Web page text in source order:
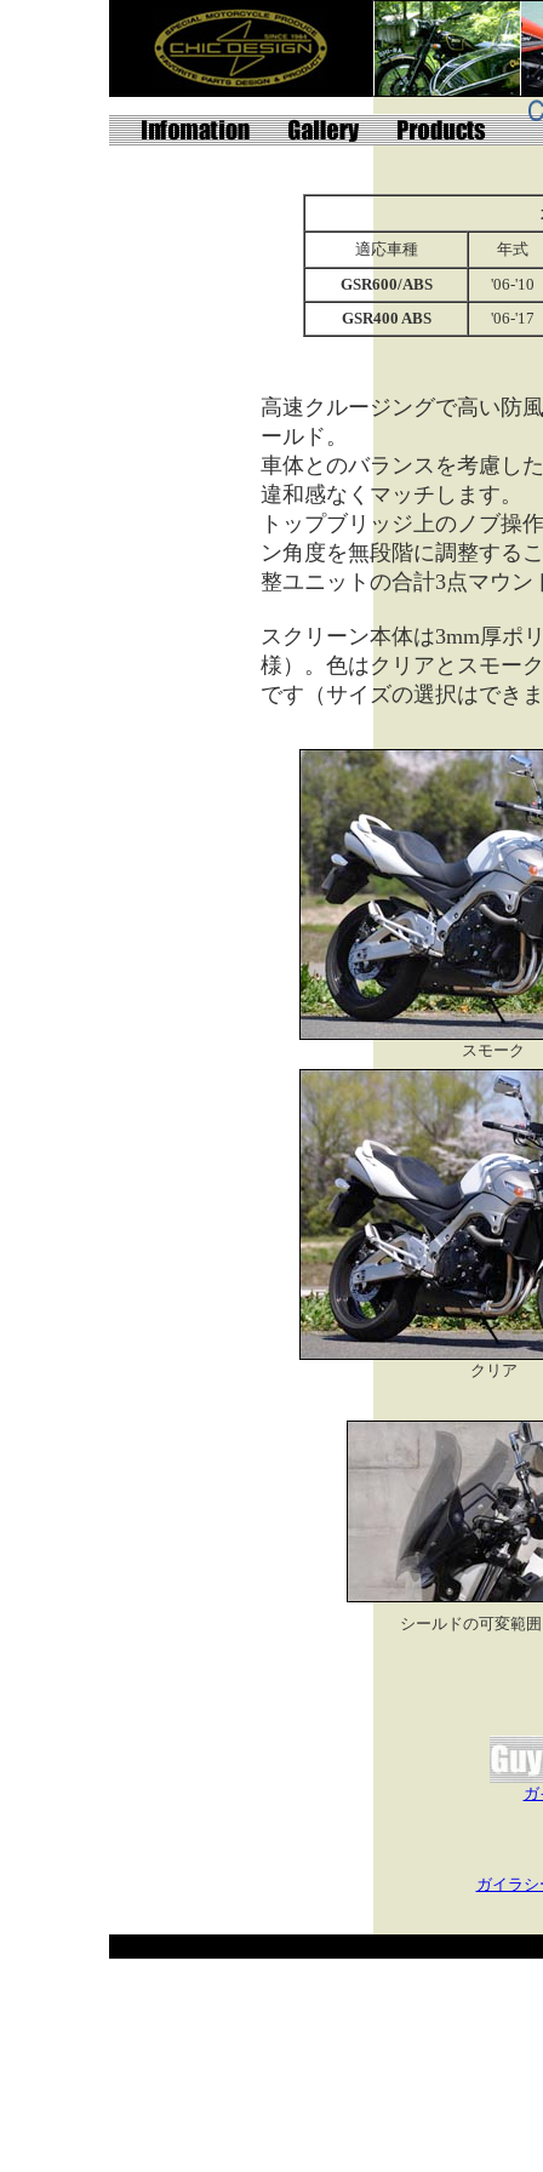
適応車種
年式
GSR600/ABS
'06-'10
GSR400 ABS
'06-'17
高速クルージングで高い防
ールド。
車体とのバランスを考慮し
違和感なくマッチします。
トップブリッジ上のノブ操
ン角度を無段階に調整する
整ユニットの合計3点マウ
スクリーン本体は3mm厚ポ
様）。色はクリアとスモー
です（サイズの選択はでき
スモーク
クリア
シールドの可変範囲
ガイラ